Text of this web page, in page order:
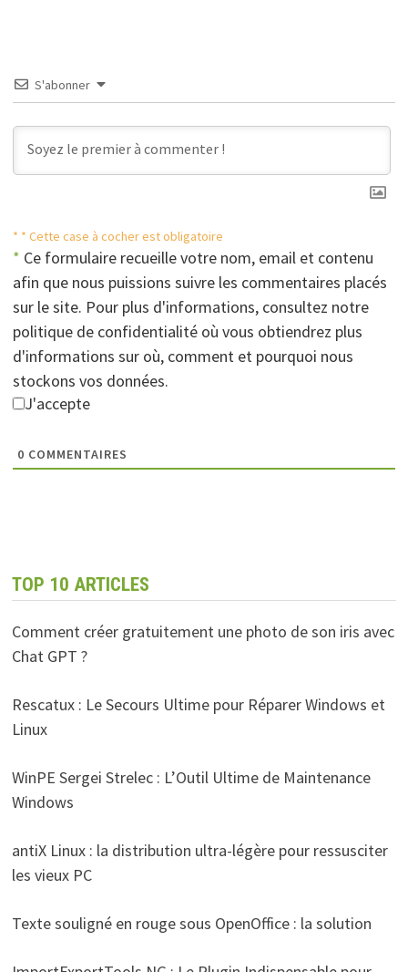
S'abonner
* * Cette case à cocher est obligatoire
* Ce formulaire recueille votre nom, email et contenu
afin que nous puissions suivre les commentaires placés
sur le site. Pour plus d'informations, consultez notre
politique de confidentialité où vous obtiendrez plus
d'informations sur où, comment et pourquoi nous
stockons vos données.
J'accepte
0 COMMENTAIRES
TOP 10 ARTICLES
Comment créer gratuitement une photo de son iris avec
Chat GPT ?
Rescatux : Le Secours Ultime pour Réparer Windows et
Linux
WinPE Sergei Strelec : L’Outil Ultime de Maintenance
Windows
antiX Linux : la distribution ultra-légère pour ressusciter
les vieux PC
Texte souligné en rouge sous OpenOffice : la solution